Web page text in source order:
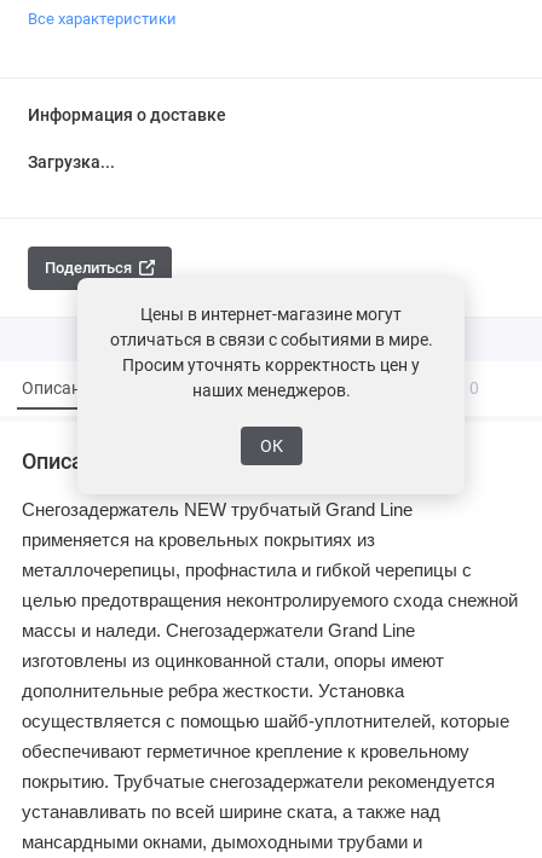
Все характеристики
Информация о доставке
Загрузка...
Поделиться
Описание Характеристики Вопросы и ответы 0
Описание
Снегозадержатель NEW трубчатый Grand Line
применяется на кровельных покрытиях из
металлочерепицы, профнастила и гибкой черепицы с
целью предотвращения неконтролируемого схода снежной
массы и наледи. Снегозадержатели Grand Line
изготовлены из оцинкованной стали, опоры имеют
дополнительные ребра жесткости. Установка
осуществляется с помощью шайб-уплотнителей, которые
обеспечивают герметичное крепление к кровельному
покрытию. Трубчатые снегозадержатели рекомендуется
устанавливать по всей ширине ската, а также над
мансардными окнами, дымоходными трубами и
Цены в интернет-магазине могут
отличаться в связи с событиями в мире.
Просим уточнять корректность цен у
наших менеджеров.
ОК